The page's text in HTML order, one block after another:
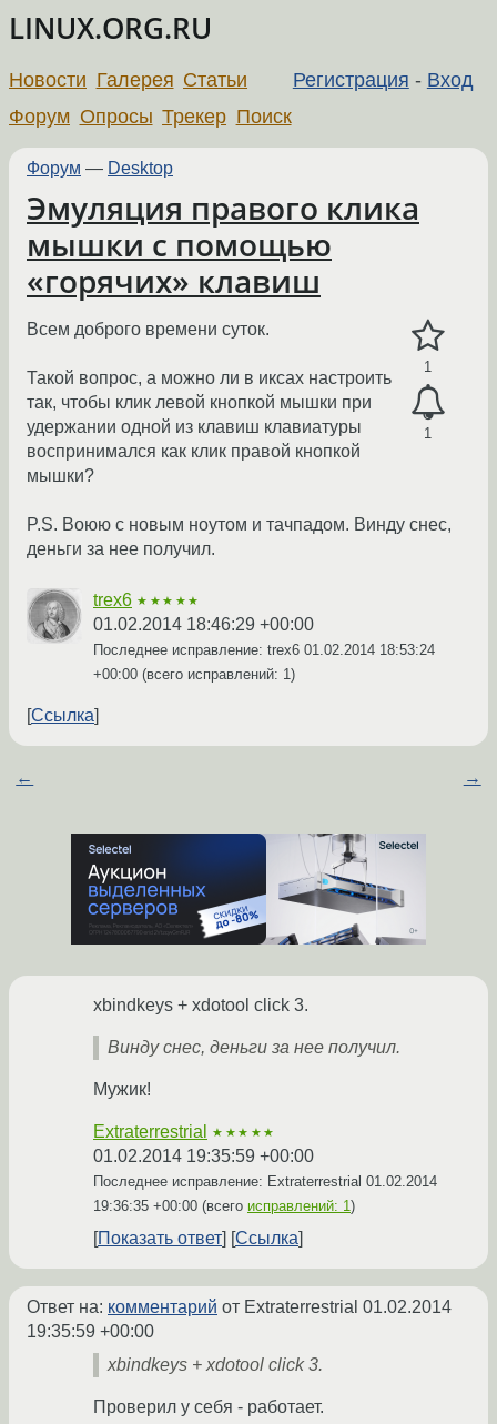
LINUX.ORG.RU
Регистрация - Вход
Новости Галерея Статьи
Форум Опросы Трекер Поиск
Форум — Desktop
Эмуляция правого клика
мышки с помощью
«горячих» клавиш
1
1
Всем доброго времени суток.
Такой вопрос, а можно ли в иксах настроить
так, чтобы клик левой кнопкой мышки при
удержании одной из клавиш клавиатуры
воспринимался как клик правой кнопкой
мышки?
P.S. Воюю с новым ноутом и тачпадом. Винду снес,
деньги за нее получил.
trex6 ★★★★★
01.02.2014 18:46:29 +00:00
Последнее исправление: trex6 01.02.2014 18:53:24
+00:00 (всего исправлений: 1)
Ссылка
← →
xbindkeys + xdotool click 3.
Винду снес, деньги за нее получил.
Мужик!
Extraterrestrial ★★★★★
01.02.2014 19:35:59 +00:00
Последнее исправление: Extraterrestrial 01.02.2014
19:36:35 +00:00 (всего исправлений: 1)
Показать ответ Ссылка
Ответ на: комментарий от Extraterrestrial 01.02.2014
19:35:59 +00:00
xbindkeys + xdotool click 3.
Проверил у себя - работает.